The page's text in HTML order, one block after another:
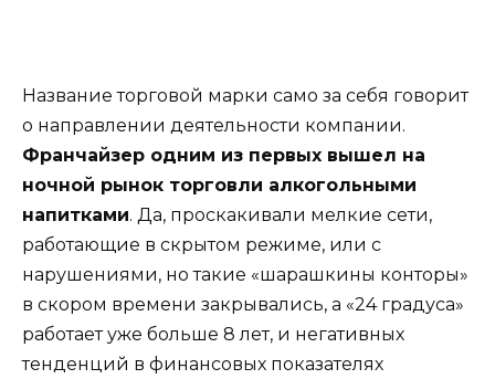
Название торговой марки само за себя говорит
о направлении деятельности компании.
Франчайзер одним из первых вышел на
ночной рынок торговли алкогольными
напитками. Да, проскакивали мелкие сети,
работающие в скрытом режиме, или с
нарушениями, но такие «шарашкины конторы»
в скором времени закрывались, а «24 градуса»
работает уже больше 8 лет, и негативных
тенденций в финансовых показателях